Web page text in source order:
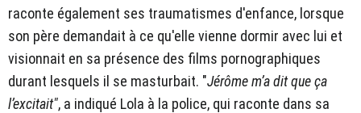
raconte également ses traumatismes d'enfance, lorsque
son père demandait à ce qu'elle vienne dormir avec lui et
visionnait en sa présence des films pornographiques
durant lesquels il se masturbait. "Jérôme m’a dit que ça
l’excitait", a indiqué Lola à la police, qui raconte dans sa